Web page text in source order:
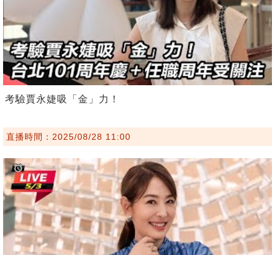
考驗賈永婕吸「金」力！
直播時間：2025/08/28 11:00